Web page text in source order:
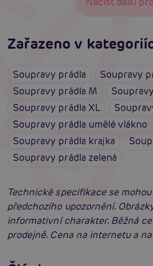
Zařazeno v
Soupravy prádla
Soupravy
Soupravy prádla M
Soupravy prádla XL
Soupravy prádla umělé vlákno
Soupravy prádla krajka
Soupravy prádla zelená
Technické specifikace se
předchozího upozornění.
informativní charakter. Běžná
prodejně. Cena na internetu a
neodolatelně sexy